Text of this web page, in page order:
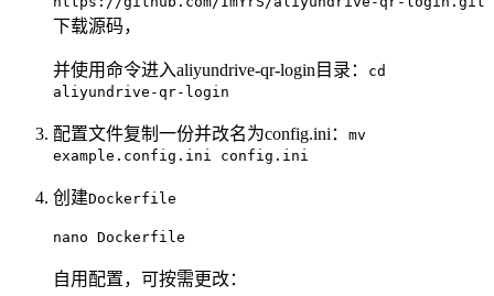
下载源码，
并使用命令进入aliyundrive-qr-login目录：
cd
aliyundrive-qr-login
配置文件复制一份并改名为config.ini： mv
example.config.ini config.ini
创建Dockerfile
nano Dockerfile
自用配置，可按需更改：